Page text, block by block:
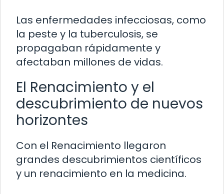
Las enfermedades infecciosas, como
la peste y la tuberculosis, se
propagaban rápidamente y
afectaban millones de vidas.
El Renacimiento y el
descubrimiento de nuevos
horizontes
Con el Renacimiento llegaron
grandes descubrimientos científicos
y un renacimiento en la medicina.